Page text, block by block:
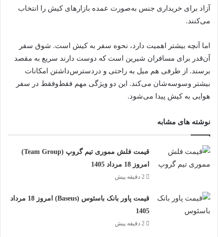
آزاد برای خریداری جنس‌ به‌صورت عمده بازارهای کیش را انتخاب
می‌کنند.
اما آنچه بیشتر اهمیت دارد، نحوه سفر به کیش است. شوق سفر
آن‌قدر برای مسافران شیرین است که دوست دارند سریع به مقصد
برسند. از طرفی هم میل به راحتی و دردسترس‌داشتن امکانات
بیشتر وسوسه‌شان می‌کند. این دو ویژگی مهم فقط‌وفقط در سفر
هوایی به کیش پیدا می‌شود.
نوشته های مشابه
قیمت فلش مموری تیم گروپ (Team Group)
امروز 18 مرداد 1405
2 دقیقه پیش
قیمت پاور بانک باسئوس (Baseus) امروز 18 مرداد
1405
2 دقیقه پیش